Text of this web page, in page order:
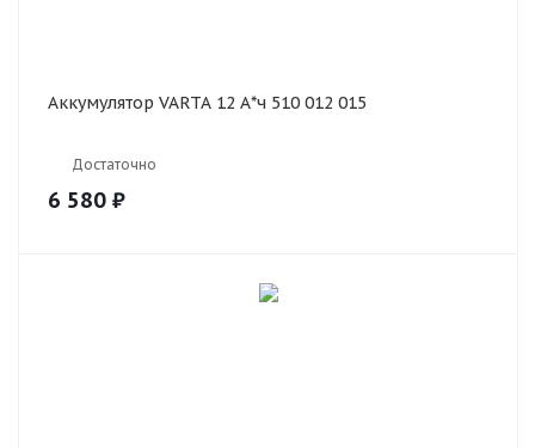
Аккумулятор VARTA 12 А*ч 510 012 015
Достаточно
6 580 ₽